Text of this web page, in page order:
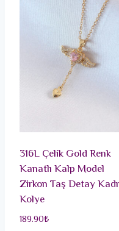
316L Çelik Gold Renk
Kanatlı Kalp Model
Zirkon Taş Detay
Kolye
189.90₺